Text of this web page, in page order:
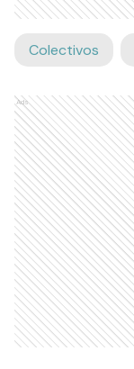
Colectivos
Ads